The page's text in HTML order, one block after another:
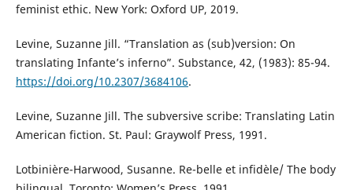
feminist ethic. New York: Oxford UP, 2019.
Levine, Suzanne Jill. “Translation as (sub)version: On
translating Infante’s inferno”. Substance, 42, (1983): 85-94.
https://doi.org/10.2307/3684106.
Levine, Suzanne Jill. The subversive scribe: Translating Latin
American fiction. St. Paul: Graywolf Press, 1991.
Lotbinière-Harwood, Susanne. Re-belle et infidèle/ The body